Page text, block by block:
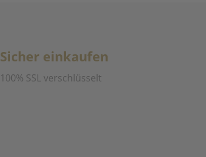
Sicher einkaufen
100% SSL verschlüsselt